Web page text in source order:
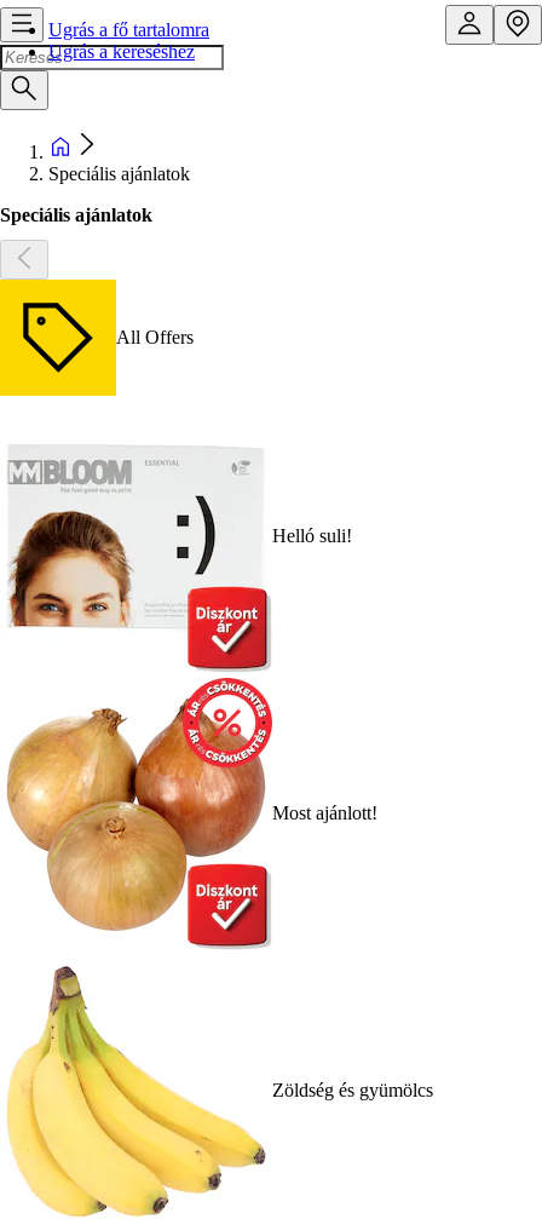
Ugrás a fő tartalomra
Ugrás a kereséshez
Speciális ajánlatok
Speciális ajánlatok
All Offers
Helló suli!
Most ajánlott!
Zöldség és gyümölcs